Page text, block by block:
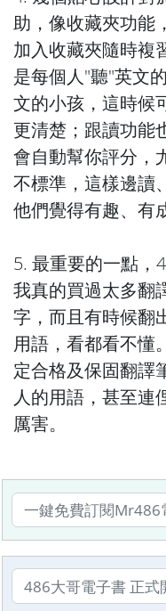
助，像收藏夾功能
加入收藏夾隨時複
是每個人"聽"英文
文的小孩，這時候
更清楚；跟讀功能
會自動幫你評分，
不標準，這樣邊讀
他們覺得有趣、有
5. 最重要的一點，
我真的買過太多翻
字，而且有時候翻
用語，看都看不懂
定合格及保固翻譯
人的用語，甚至連
厲害。